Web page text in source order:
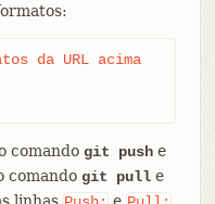
comando git pushe
comando git pulle
linhas e